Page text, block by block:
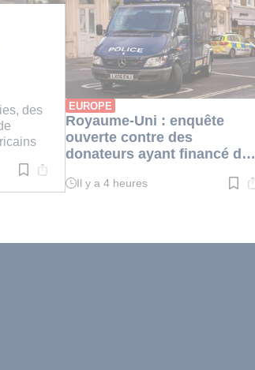
des
:
min.
EUROPE
Royaume-Uni : enquête
ouverte contre des
donateurs ayant financé des
Temps
min.
Il y a 4 heures